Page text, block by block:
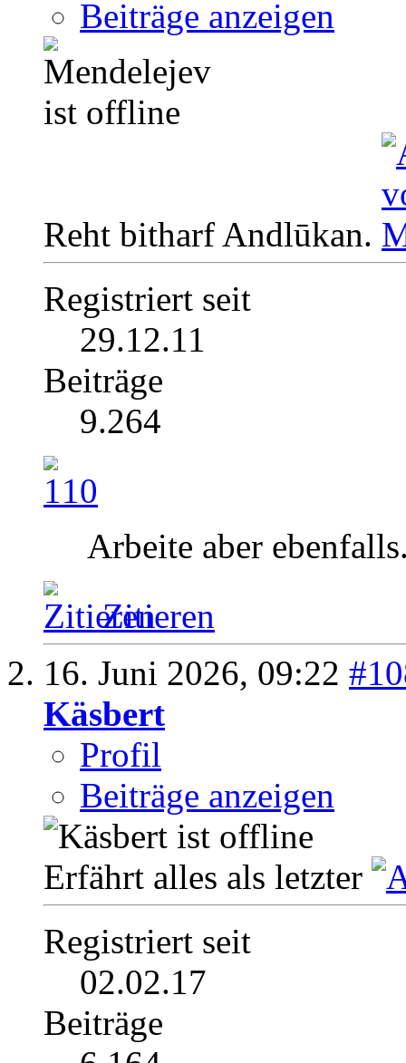
Beiträge anzeigen
Reht bitharf Andlūkan.
Registriert seit
29.12.11
Beiträge
9.264
Arbeite aber
Zitieren
16. Juni 2026, 09:22
Käsbert
Profil
Beiträge anzeigen
Erfährt alles als letzter
Registriert seit
02.02.17
Beiträge